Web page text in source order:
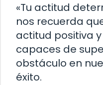
«Tu actitud
nos recuerda
actitud positiva
capaces de
obstáculo en
éxito.